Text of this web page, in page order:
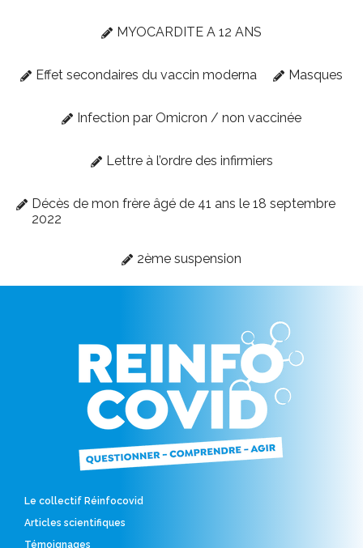
MYOCARDITE A 12 ANS
Effet secondaires du vaccin moderna Masques
Infection par Omicron / non vaccinée
Lettre à l’ordre des infirmiers
Décès de mon frère âgé de 41 ans le 18 septembre
2022
2ème suspension
Le collectif Réinfocovid
Articles scientifiques
Témoignages